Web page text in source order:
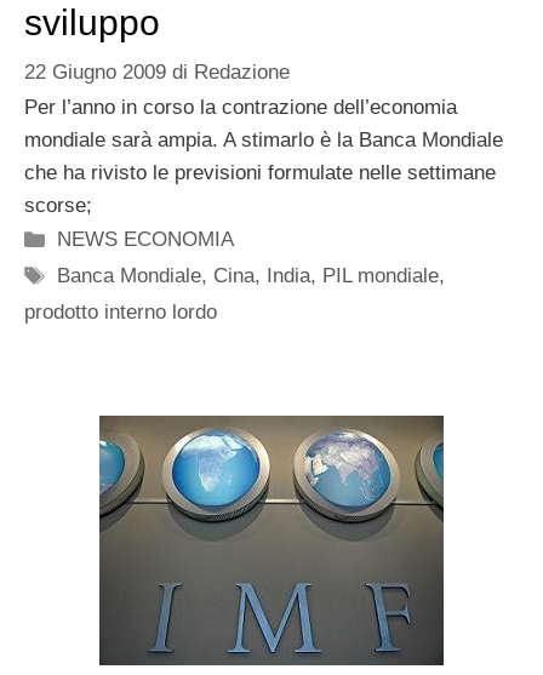
sviluppo
22 Giugno 2009 di Redazione
Per l’anno in corso la contrazione dell’economia
mondiale sarà ampia. A stimarlo è la Banca Mondiale
che ha rivisto le previsioni formulate nelle settimane
scorse;
Categorie
NEWS ECONOMIA
Tag
Banca Mondiale, Cina, India, PIL mondiale,
prodotto interno lordo